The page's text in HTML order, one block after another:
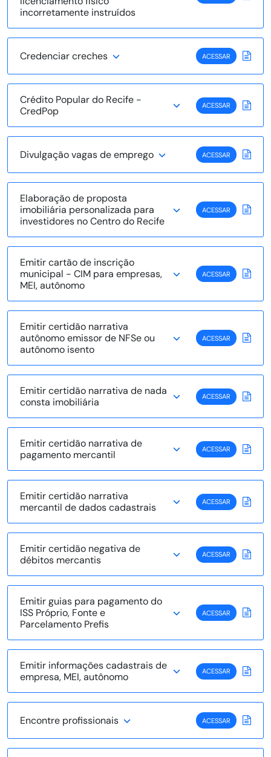
incorretamente instruídos
Credenciar creches ACESSAR
Crédito Popular do Recife -
CredPop
ACESSAR
Divulgação vagas de emprego ACESSAR
Elaboração de proposta
imobiliária personalizada para
investidores no Centro do Recife
ACESSAR
Emitir cartão de inscrição
municipal - CIM para empresas,
MEI, autônomo
ACESSAR
Emitir certidão narrativa
autônomo emissor de NFSe ou
autônomo isento
ACESSAR
Emitir certidão narrativa de nada
consta imobiliária
ACESSAR
Emitir certidão narrativa de
pagamento mercantil
ACESSAR
Emitir certidão narrativa
mercantil de dados cadastrais
ACESSAR
Emitir certidão negativa de
débitos mercantis
ACESSAR
Emitir guias para pagamento do
ISS Próprio, Fonte e
Parcelamento Prefis
ACESSAR
Emitir informações cadastrais de
empresa, MEI, autônomo
ACESSAR
Encontre profissionais ACESSAR